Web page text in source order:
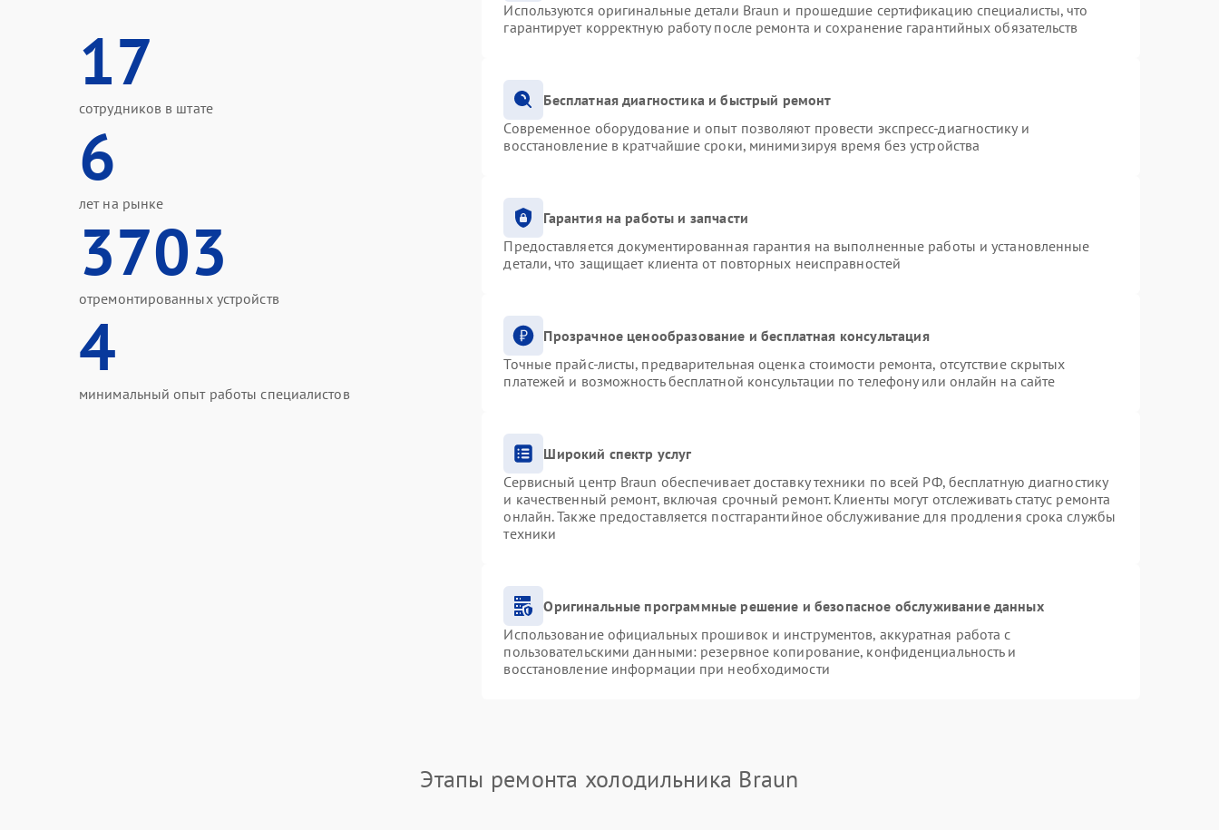
17
сотрудников в штате
6
лет на рынке
3703
отремонтированных устройств
4
минимальный опыт работы специалистов
Используются оригинальные детали Braun и прошедшие сертификацию специалисты, что
гарантирует корректную работу после ремонта и сохранение гарантийных обязательств
Бесплатная диагностика и быстрый ремонт
Современное оборудование и опыт позволяют провести экспресс-диагностику и
восстановление в кратчайшие сроки, минимизируя время без устройства
Гарантия на работы и запчасти
Предоставляется документированная гарантия на выполненные работы и установленные
детали, что защищает клиента от повторных неисправностей
Прозрачное ценообразование и бесплатная консультация
Точные прайс-листы, предварительная оценка стоимости ремонта, отсутствие скрытых
платежей и возможность бесплатной консультации по телефону или онлайн на сайте
Широкий спектр услуг
Сервисный центр Braun обеспечивает доставку техники по всей РФ, бесплатную диагностику
и качественный ремонт, включая срочный ремонт. Клиенты могут отслеживать статус ремонта
онлайн. Также предоставляется постгарантийное обслуживание для продления срока службы
техники
Оригинальные программные решение и безопасное обслуживание данных
Использование официальных прошивок и инструментов, аккуратная работа с
пользовательскими данными: резервное копирование, конфиденциальность и
восстановление информации при необходимости
Этапы ремонта холодильника Braun